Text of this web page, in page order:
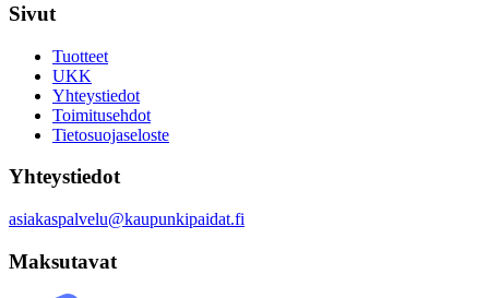
Sivut
Tuotteet
UKK
Yhteystiedot
Toimitusehdot
Tietosuojaseloste
Yhteystiedot
asiakaspalvelu@kaupunkipaidat.fi
Maksutavat